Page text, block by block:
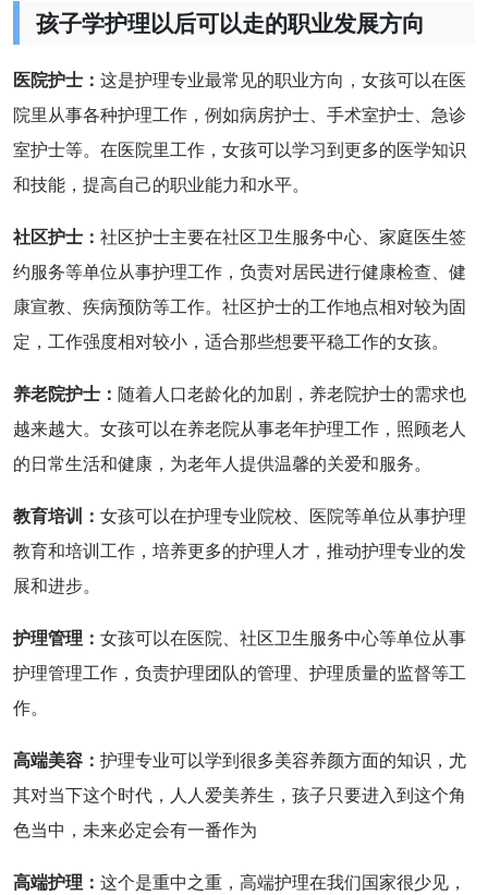
孩子学护理以后可以走的职业发展方向
医院护士： 这是护理专业最常见的职业方向，女孩可以在医
院里从事各种护理工作，例如病房护士、手术室护士、急诊
室护士等。在医院里工作，女孩可以学习到更多的医学知识
和技能，提高自己的职业能力和水平。
社区护士： 社区护士主要在社区卫生服务中心、家庭医生签
约服务等单位从事护理工作，负责对居民进行健康检查、健
康宣教、疾病预防等工作。社区护士的工作地点相对较为固
定，工作强度相对较小，适合那些想要平稳工作的女孩。
养老院护士： 随着人口老龄化的加剧，养老院护士的需求也
越来越大。女孩可以在养老院从事老年护理工作，照顾老人
的日常生活和健康，为老年人提供温馨的关爱和服务。
教育培训： 女孩可以在护理专业院校、医院等单位从事护理
教育和培训工作，培养更多的护理人才，推动护理专业的发
展和进步。
护理管理： 女孩可以在医院、社区卫生服务中心等单位从事
护理管理工作，负责护理团队的管理、护理质量的监督等工
作。
高端美容： 护理专业可以学到很多美容养颜方面的知识，尤
其对当下这个时代，人人爱美养生，孩子只要进入到这个角
色当中，未来必定会有一番作为
高端护理： 这个是重中之重，高端护理在我们国家很少见，